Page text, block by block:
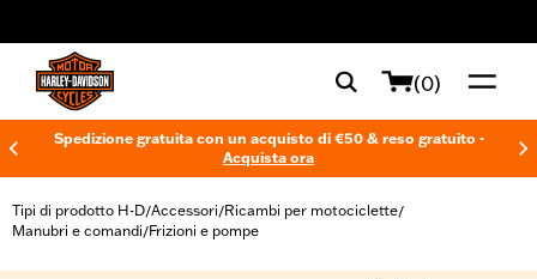
(0)
Spedizione gratuita con un acquisto di €50 & reso gratuito -
Acquista ora
Tipi di prodotto H-D/Accessori/Ricambi per motociclette/
Manubri e comandi/Frizioni e pompe